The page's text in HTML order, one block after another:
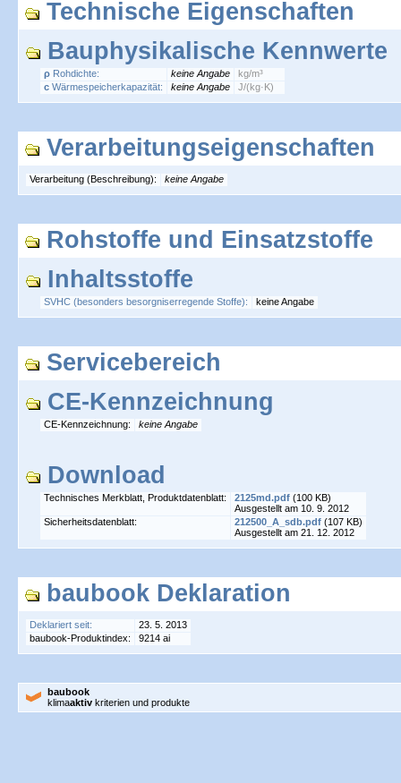
Technische Eigenschaften
Bauphysikalische Kennwerte
ρ Rohdichte: keine Angabe
kg/m³
c Wärmespeicherkapazität: keine Angabe J/(kg·K)
Verarbeitungseigenschaften
Verarbeitung (Beschreibung): keine Angabe
Rohstoffe und Einsatzstoffe
Inhaltsstoffe
SVHC (besonders besorgniserregende Stoffe): keine Angabe
Servicebereich
CE-Kennzeichnung
CE-Kennzeichnung: keine Angabe
Download
Technisches Merkblatt, Produktdatenblatt: 2125md.pdf (100 KB)
Ausgestellt am 10. 9. 2012
Sicherheitsdatenblatt:
212500_A_sdb.pdf (107 KB)
Ausgestellt am 21. 12. 2012
baubook Deklaration
Deklariert seit:
23. 5. 2013
baubook-Produktindex:
9214 ai
baubook
klimaaktiv kriterien und produkte